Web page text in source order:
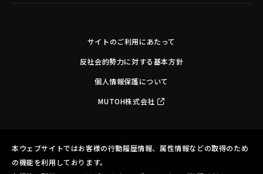
サイトのご利用にあたって
反社会的勢力に対する基本方針
個人情報保護について
MUTOH株式会社
Copyright©MUTOH INDUSTRIES LTD. All Rights Reserved.
本ウェブサイトではお客様の行動履歴情報、属性情報などの取得のため
の機能を利用しております。